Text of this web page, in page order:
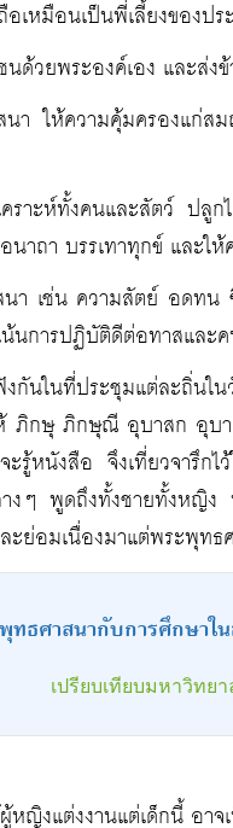
เหมือนเป็นพี่เลี้ยงของป
ด้วยพระองค์เอง และส่ง
า ให้ความคุ้มครองแก่
คราะห์ทั้งคนและสัตว์ ป
าถา บรรเทาทุกข์ และใ
า เช่น ความสัตย์ อดท
นการปฏิบัติดีต่อทาสและ
งกันในที่ประชุมแต่ละ
ภิกษุ ภิกษุณี อุบาสก อุบา
รู้หนังสือ จึงเที่ยวจารึ
งๆ พูดถึงทั้งชายทั้งหญิ
ย่อมเนื่องมาแต่พระพุทธ
ทธศาสนากับการศึกษาใ
เปรียบเทียบมหาวิทย
ญิงแต่งงานแต่เด็กนี้ อา